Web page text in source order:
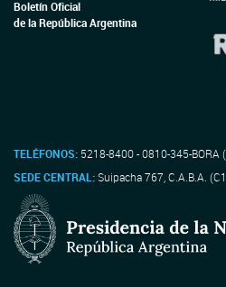
Boletín Oficial
de la República Argentina
TELÉFONOS: 5218-8400 - 0810-345-BORA
SEDE CENTRAL:Suipacha 767, C.A.B.A.